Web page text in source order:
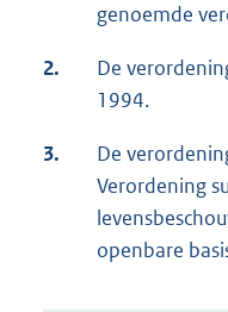
genoemde
2.
De
1994.
3.
De
Verordening
openbare